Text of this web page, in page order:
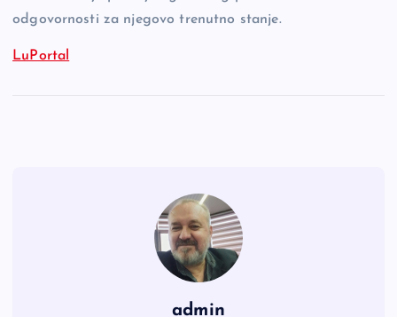
odgovornosti za njegovo trenutno stanje.
LuPortal
admin